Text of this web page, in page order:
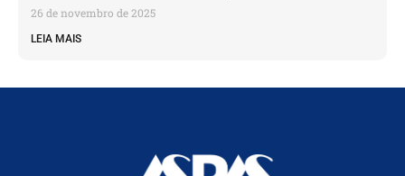
26 de novembro de 2025
LEIA MAIS